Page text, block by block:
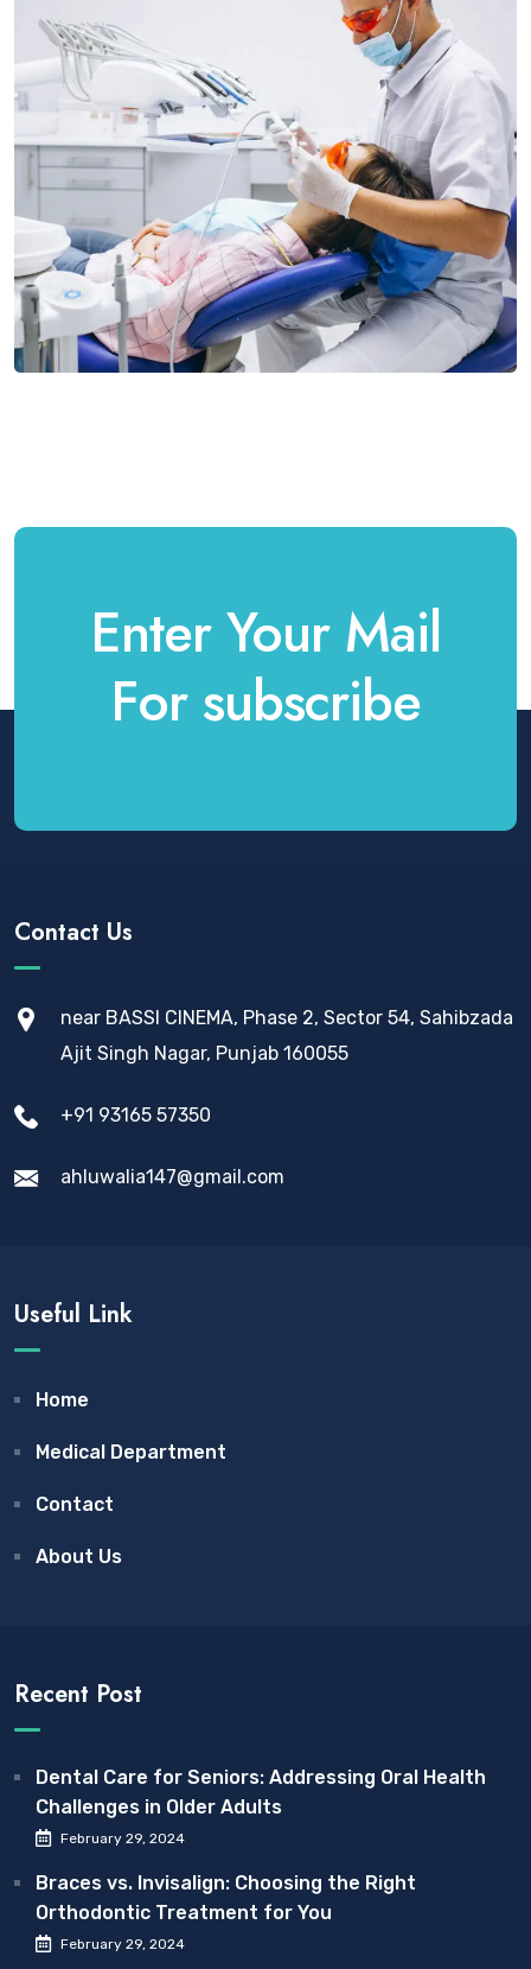
Enter Your Mail
For subscribe
Contact Us
near BASSI CINEMA, Phase 2, Sector 54, Sahibzada
Ajit Singh Nagar, Punjab 160055
+91 93165 57350
ahluwalia147@gmail.com
Useful Link
Home
Medical Department
Contact
About Us
Recent Post
Dental Care for Seniors: Addressing Oral Health
Challenges in Older Adults
February 29, 2024
Braces vs. Invisalign: Choosing the Right
Orthodontic Treatment for You
February 29, 2024